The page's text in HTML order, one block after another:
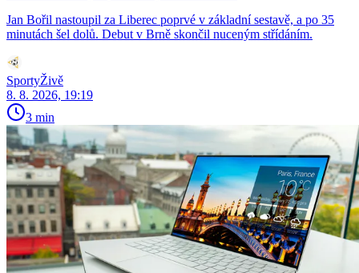
Jan Bořil nastoupil za Liberec poprvé v základní sestavě, a po 35
minutách šel dolů. Debut v Brně skončil nuceným střídáním.
SportyŽivě
8. 8. 2026, 19:19
3 min